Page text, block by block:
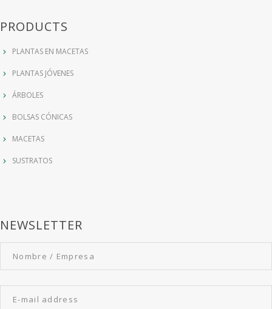
PRODUCTS
PLANTAS EN MACETAS
PLANTAS JÓVENES
ÁRBOLES
BOLSAS CÓNICAS
MACETAS
SUSTRATOS
NEWSLETTER